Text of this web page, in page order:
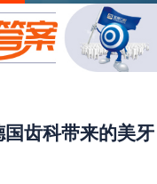
3
齿科带来的美牙